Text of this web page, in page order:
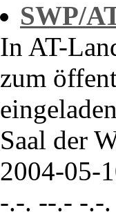
SWP/
In AT-
zum
Saal der
2004-05-
-.-. --.- -.-